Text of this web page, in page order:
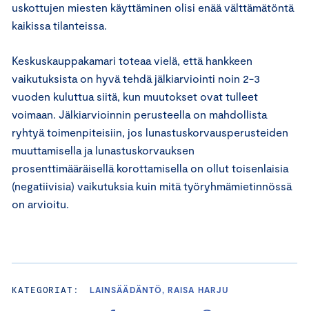
uskottujen miesten käyttäminen olisi enää välttämätöntä
kaikissa tilanteissa.
Keskuskauppakamari toteaa vielä, että hankkeen
vaikutuksista on hyvä tehdä jälkiarviointi noin 2-3
vuoden kuluttua siitä, kun muutokset ovat tulleet
voimaan. Jälkiarvioinnin perusteella on mahdollista
ryhtyä toimenpiteisiin, jos lunastuskorvausperusteiden
muuttamisella ja lunastuskorvauksen
prosenttimääräisellä korottamisella on ollut toisenlaisia
(negatiivisia) vaikutuksia kuin mitä työryhmämietinnössä
on arvioitu.
KATEGORIAT: LAINSÄÄDÄNTÖ, RAISA HARJU